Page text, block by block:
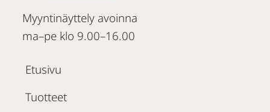
Myyntinäyttely avoinna
ma–pe klo 9.00–16.00
Etusivu
Tuotteet